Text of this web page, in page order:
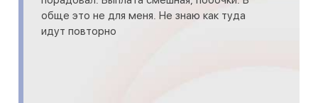
обще это не для меня. Не знаю как туда
идут повторно